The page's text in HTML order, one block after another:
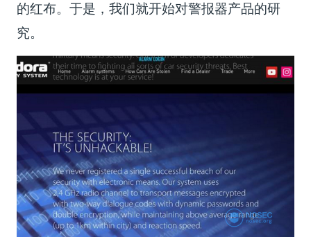
的红布。于是，我们就开始对警报器产品的研
究。